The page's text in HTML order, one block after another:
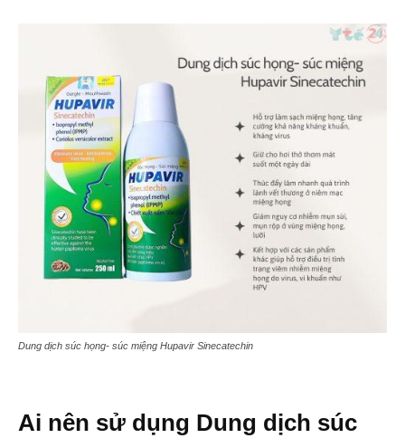
Dung dịch súc họng- súc miệng Hupavir Sinecatechin
Ai nên sử dụng Dung dịch súc